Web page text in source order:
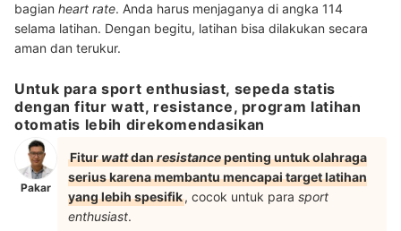
bagian heart rate. Anda harus menjaganya di angka 114
selama latihan. Dengan begitu, latihan bisa dilakukan secara
aman dan terukur.
Untuk para sport enthusiast, sepeda statis
dengan fitur watt, resistance, program latihan
otomatis lebih direkomendasikan
Pakar
Fiturwattdanresistancepenting untuk olahraga
serius karena membantu mencapai target latihan
yang lebih spesifik, cocok untuk para sport
enthusiast.